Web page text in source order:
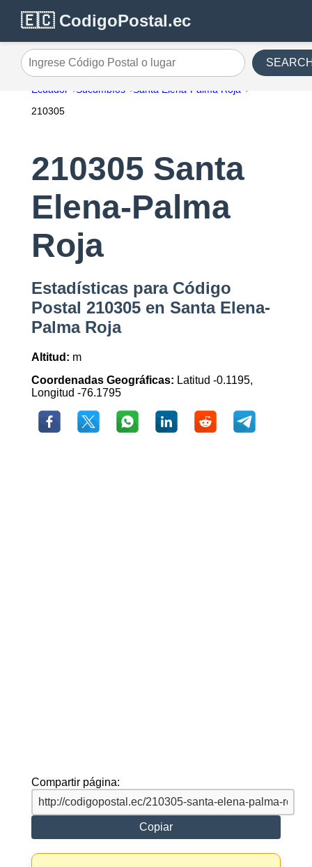
🇪🇨 CodigoPostal.ec
Ingrese Código Postal o lugar
Ecuador Sucumbíos
Santa Elena-Palma Roja
210305
210305 Santa
Elena-Palma
Roja
Estadísticas para Código
Postal 210305 en Santa Elena-
Palma Roja
Altitud: m
Coordenadas Geográficas: Latitud -0.1195,
Longitud -76.1795
Compartir página:
Copiar